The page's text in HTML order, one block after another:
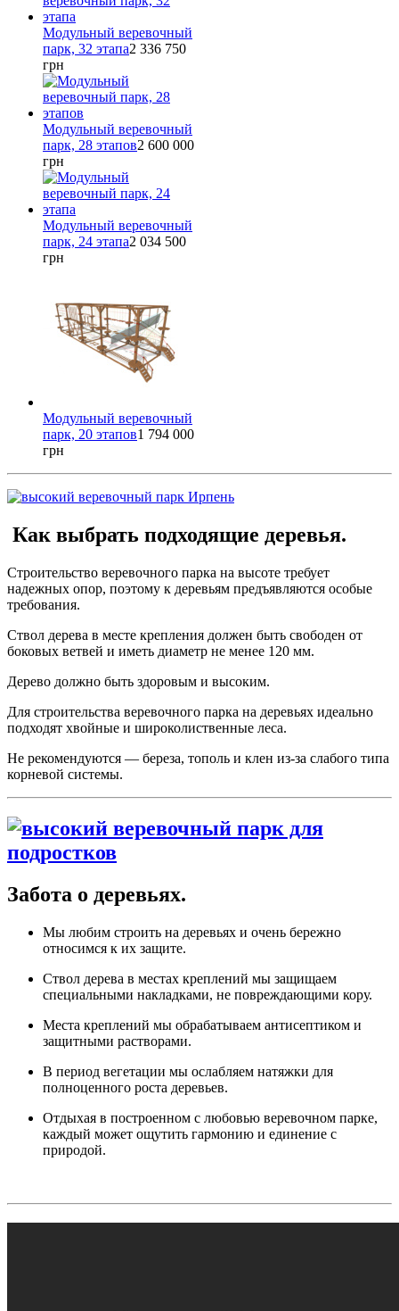
Модульный веревочный
парк, 32 этапа2 336 750
грн
Модульный веревочный
парк, 28 этапов2 600 000
грн
Модульный веревочный
парк, 24 этапа2 034 500
грн
Модульный веревочный
парк, 20 этапов1 794 000
грн
Как выбрать подходящие деревья.
Строительство веревочного парка на высоте требует
надежных опор, поэтому к деревьям предъявляются особые
требования.
Ствол дерева в месте крепления должен быть свободен от
боковых ветвей и иметь диаметр не менее 120 мм.
Дерево должно быть здоровым и высоким.
Для строительства веревочного парка на деревьях идеально
подходят хвойные и широколиственные леса.
Не рекомендуются — береза, тополь и клен из-за слабого типа
корневой системы.
Забота о деревьях.
Мы любим строить на деревьях и очень бережно
относимся к их защите.
Ствол дерева в местах креплений мы защищаем
специальными накладками, не повреждающими кору.
Места креплений мы обрабатываем антисептиком и
защитными растворами.
В период вегетации мы ослабляем натяжки для
полноценного роста деревьев.
Отдыхая в построенном с любовью веревочном парке,
каждый может ощутить гармонию и единение с
природой.